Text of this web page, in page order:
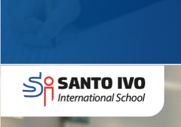
Novidades 2026 High School